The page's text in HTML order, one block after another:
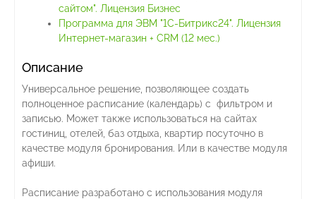
сайтом". Лицензия Бизнес
Программа для ЭВМ "1С-Битрикс24". Лицензия
Интернет-магазин + CRM (12 мес.)
Описание
Универсальное решение, позволяющее создать
полноценное расписание (календарь) с фильтром и
записью. Может также использоваться на сайтах
гостиниц, отелей, баз отдыха, квартир посуточно в
качестве модуля бронирования. Или в качестве модуля
афиши.
Расписание разработано с использования модуля